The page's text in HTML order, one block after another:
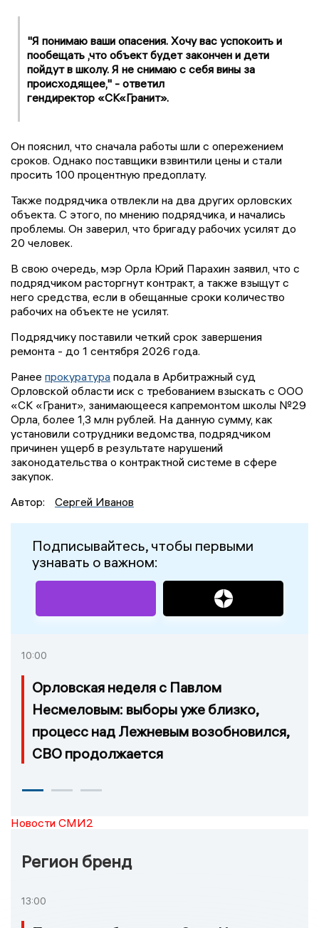
"Я понимаю ваши опасения. Хочу вас успокоить и
пообещать ,что объект будет закончен и дети
пойдут в школу. Я не снимаю с себя вины за
происходящее," - ответил
гендиректор «СК«Гранит».
Он пояснил, что сначала работы шли с опережением
сроков. Однако поставщики взвинтили цены и стали
просить 100 процентную предоплату.
Также подрядчика отвлекли на два других орловских
объекта. С этого, по мнению подрядчика, и начались
проблемы. Он заверил, что бригаду рабочих усилят до
20 человек.
В свою очередь, мэр Орла Юрий Парахин заявил, что с
подрядчиком расторгнут контракт, а также взыщут с
него средства, если в обещанные сроки количество
рабочих на объекте не усилят.
Подрядчику поставили четкий срок завершения
ремонта - до 1 сентября 2026 года.
Ранее прокуратура подала в Арбитражный суд
Орловской области иск с требованием взыскать с ООО
«СК «Гранит», занимающееся капремонтом школы №29
Орла, более 1,3 млн рублей. На данную сумму, как
установили сотрудники ведомства, подрядчиком
причинен ущерб в результате нарушений
законодательства о контрактной системе в сфере
закупок.
Автор:
Сергей Иванов
Подписывайтесь, чтобы первыми
узнавать о важном:
10:00
Орловская неделя с Павлом
Несмеловым: выборы уже близко,
процесс над Лежневым возобновился,
СВО продолжается
Новости СМИ2
Регион бренд
13:00